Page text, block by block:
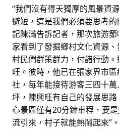
“我們沒有得天獨厚的風景資
避短，這是我們必須要思考
記陳滿告訴記者，那次旅游
家看到了發掘鄉村文化資源
村民們群策群力，付諸行動
旺。彼時，他已在張家界市
社，每年能接待游客三四十
坪，陳興旺有自己的發展思
心景區僅有20分鐘車程，要是
流引來，村子就能熱鬧起來”。